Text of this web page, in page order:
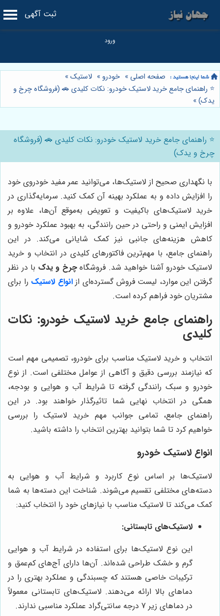
ثبت آگهی
صفحه اصلی » خودرو » لاستیک»
⭐️ راهنمای جامع خرید لاستیک خودرو: نکات کلیدی 🚗 (فروشگاه چرخ و
یدک)»
⭐️ راهنمای جامع خرید لاستیک خودرو: نکات کلیدی 🚗 (فروشگاه
چرخ و یدک)
با نگهداری صحیح از لاستیک‌ها، می‌توانید عمر مفید خودروی خود
را افزایش داده و به عملکرد بهینه آن کمک کنید. سرمایه‌گذاری در
خرید لاستیک‌های باکیفیت و تعویض به‌موقع آن‌ها، علاوه بر
افزایش ایمنی و راحتی در حین رانندگی، به بهبود عملکرد خودرو و
کاهش هزینه‌های جانبی نیز کمک شایانی می‌کند. در این
راهنمای جامع، با مهم‌ترین فاکتورهای کلیدی در انتخاب و خرید
لاستیک خودرو آشنا خواهید شد. فروشگاهچرخ و یدک با در نظر
گرفتن این موارد، لیست فروش گسترده‌ای ازانواع لاستیک را برای
مشتریان خود فراهم کرده است.
راهنمای جامع خرید لاستیک خودرو: نکات
کلیدی
انتخاب و خرید لاستیک مناسب برای خودرو، تصمیمی مهم است
که نیازمند بررسی دقیق و آگاهی از عوامل مختلفی است. از نوع
خودرو و سبک رانندگی گرفته تا شرایط آب و هوایی و بودجه،
همگی در انتخاب نهایی شما تاثیرگذار خواهند بود. در این
راهنمای جامع، تمامی جوانب مهم خرید لاستیک را بررسی
خواهیم کرد تا شما بتوانید بهترین انتخاب را داشته باشید.
انواع لاستیک خودرو
لاستیک‌ها بر اساس نوع کاربرد و شرایط آب و هوایی به
دسته‌های مختلفی تقسیم می‌شوند. شناخت این دسته‌ها به شما
کمک می‌کند تا لاستیک مناسب با نیازهای خود را انتخاب کنید:
لاستیک‌های تابستانی:
این نوع لاستیک‌ها برای استفاده در شرایط آب و هوایی
گرم و خشک طراحی شده‌اند. آن‌ها دارای آج‌های کم‌عمق و
ترکیبات خاصی هستند که چسبندگی و عملکرد بهتری را در
دماهای بالا ارائه می‌دهند. لاستیک‌های تابستانی معمولاً
در دماهای زیر 7 درجه سانتی‌گراد عملکرد مناسبی ندارند.